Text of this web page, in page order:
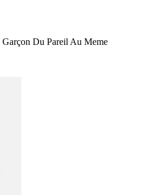
Du Pareil Au Meme